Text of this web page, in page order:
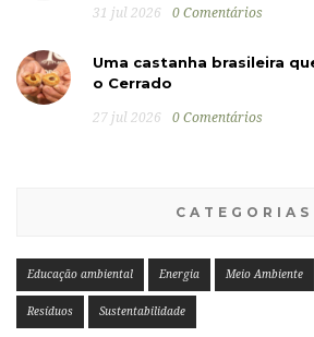
31 jul 2026 0 Comentários
Uma castanha brasileira
o Cerrado
27 jul 2026 0 Comentários
CATEGORIAS
Educação ambiental Energia Meio Ambiente
Resíduos Sustentabilidade